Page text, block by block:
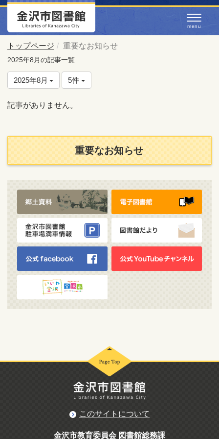
トップページ 重要なお知らせ
2025年8月の記事一覧
2025年8月 5件
記事がありません。
重要なお知らせ
このサイトについて
金沢市教育委員会 図書館総務課